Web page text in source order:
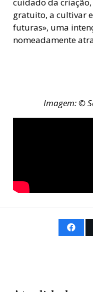
cuidado da
gratuito, a cultivar
futuras», uma
nomeadamente
Imagem: ©